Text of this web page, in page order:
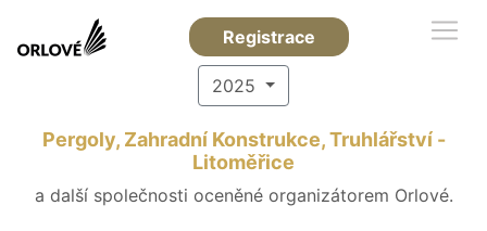
Registrace
2025
Pergoly, Zahradní Konstrukce, Truhlářství -
Litoměřice
a další společnosti oceněné organizátorem Orlové.